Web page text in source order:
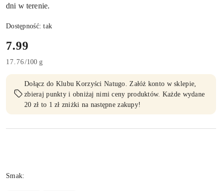
dni w terenie.
Dostępność:tak
cena:
7.99
17.76/100 g
Dołącz do Klubu Korzyści Natugo. Załóż konto w sklepie,
zbieraj punkty i obniżaj nimi ceny produktów. Każde wydane
20 zł to 1 zł zniżki na następne zakupy!
Wariant
Smak: